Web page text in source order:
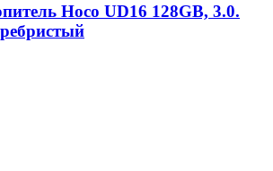
Hoco UD16 128GB, 3.0.